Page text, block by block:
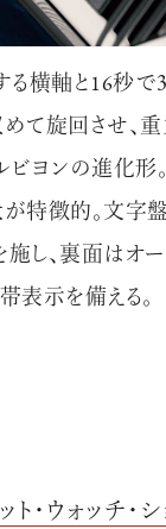
る横軸と16秒で
て旋回させ、
ビヨンの進化
特徴的。文字
し、裏面はオー
表示を備える。
ト・ウォッチ・